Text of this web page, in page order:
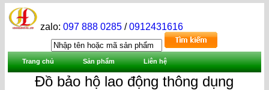
zalo:097 888 0285 /0912431616
Trang chủ Sản phẩm Liên hệ
Đồ bảo hộ lao động thông dụng